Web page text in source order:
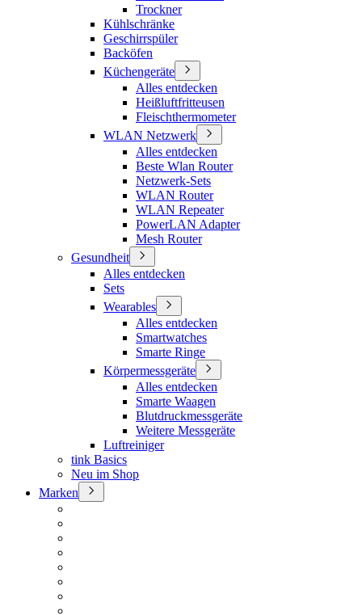
Trockner
Kühlschränke
Geschirrspüler
Backöfen
Küchengeräte
Alles entdecken
Heißluftfritteusen
Fleischthermometer
WLAN Netzwerk
Alles entdecken
Beste Wlan Router
Netzwerk-Sets
WLAN Router
WLAN Repeater
PowerLAN Adapter
Mesh Router
Gesundheit
Alles entdecken
Sets
Wearables
Alles entdecken
Smartwatches
Smarte Ringe
Körpermessgeräte
Alles entdecken
Smarte Waagen
Blutdruckmessgeräte
Weitere Messgeräte
Luftreiniger
tink Basics
Neu im Shop
Marken